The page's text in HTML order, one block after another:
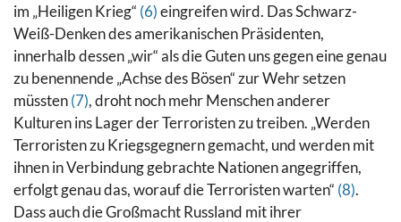
im „Heiligen Krieg“ (6)eingreifen wird. Das Schwarz-
Weiß-Denken des amerikanischen Präsidenten,
innerhalb dessen „wir“ als die Guten uns gegen eine genau
zu benennende „Achse des Bösen“ zur Wehr setzen
müssten(7), droht noch mehr Menschen anderer
Kulturen ins Lager der Terroristen zu treiben. „Werden
Terroristen zu Kriegsgegnern gemacht, und werden mit
ihnen in Verbindung gebrachte Nationen angegriffen,
erfolgt genau das, worauf die Terroristen warten“ (8).
Dass auch die Großmacht Russland mit ihrer